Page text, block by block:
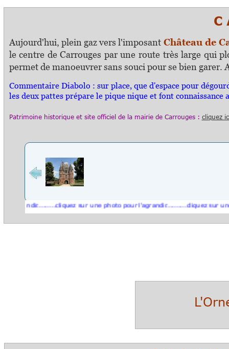
C A
Aujourd'hui, plein gaz vers l'imposant Château de
le centre de Carrouges par une route très large qui
permet de manoeuvrer sans souci pour se bien garer.
Commentaire Diabolo : sur place, que d'espace pour
les deux pattes prépare le pique nique et font
Patrimoine historique et site officiel de la mairie de Carrouges: cliquez
sur une photo pour l'agrandir..........cliquez sur une